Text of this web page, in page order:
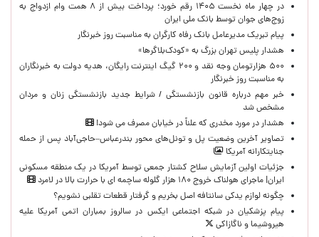
در چهار ماه نخست ۱۴۰۵ رقم خورد؛ پرداخت بیش از ۸ همت وام ازدواج به
زوج‌های جوان توسط بانک ملی ایران
پیام تبریک مدیرعامل بانک رفاه کارگران به مناسبت روز خبرنگار
هشدار پلیس تهران بزرگ به «کودک‌بلاگرها»
۵۰۰ هزارتومان وجه نقد و ۲۰۰ گیگ اینترنت رایگان، هدیه دولت به خبرنگاران
به مناسبت روز خبرنگار
خبر مهم درباره قانون بازنشستگی / شرایط جدید بازنشستگی زنان و مردان
مشخص شد
هشدار در مورد مخدری که علناً در خیابان مصرف می شود!
تصاویر آخرین وضعیت پل و تونل‌های محور بندرعباس–حاجی‌آباد پس از حمله
جنایتکارانه آمریکا
جزئیات اولین آزمایش سلاح کشتار جمعی توسط آمریکا در یک منطقه مسکونی
ایران| ماجرای هولناک خروج ۱۸۰ هزار گلوله ساچمه ای با حرارت بالا در لامرد
چگونه لوازم یدکی سانتافه اصل بخریم و گرفتار قطعات تقلبی نشویم؟
پیام پزشکیان در شبکه اجتماعی ایکس در سالروز بمباران اتمی آمریکا علیه
هیروشیما و ناگازاکی